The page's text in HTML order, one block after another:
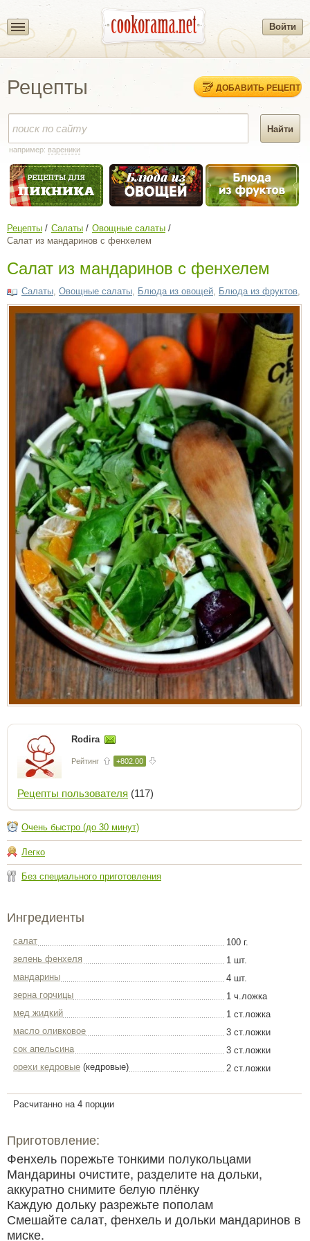
Войти
Рецепты ДОБАВИТЬ РЕЦЕПТ
например: вареники
Рецепты Салаты
Овощные салаты
Салат из мандаринов с фенхелем
Салат из мандаринов с фенхелем
Салаты Овощные салаты Блюда из овощей Блюда из фруктов
Rodira
Рейтинг +802.00
Рецепты пользователя (117)
Очень быстро (до 30 минут)
Легко
Без специального приготовления
Ингредиенты
салат
100 г.
зелень фенхеля
1 шт.
мандарины
4 шт.
зерна горчицы
1 ч.ложка
мед жидкий
1 ст.ложка
масло оливковое
3 ст.ложки
сок апельсина
3 ст.ложки
орехи кедровые (кедровые) 2 ст.ложки
Расчитанно на 4 порции
Приготовление:
Фенхель порежьте тонкими полукольцами
Мандарины очистите, разделите на дольки,
аккуратно снимите белую плёнку
Каждую дольку разрежьте пополам
Смешайте салат, фенхель и дольки мандаринов в
миске.